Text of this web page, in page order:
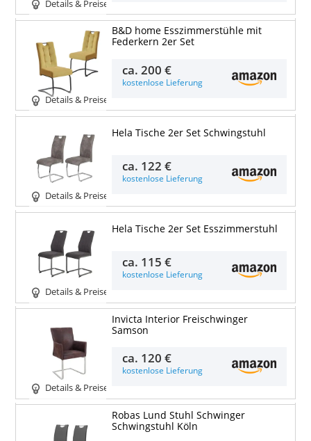
Details & Preise
Details & Preise
B&D home Esszimmerstühle mit
Federkern 2er Set
ca.200 €
kostenlose Lieferung
Details & Preise
Hela Tische 2er Set Schwingstuhl
ca. 122 €
kostenlose Lieferung
Details & Preise
Hela Tische 2er Set Esszimmerstuhl
ca. 115 €
kostenlose Lieferung
Details & Preise
Invicta Interior Freischwinger
Samson
ca. 120 €
kostenlose Lieferung
Robas Lund Stuhl Schwinger
Schwingstuhl Köln